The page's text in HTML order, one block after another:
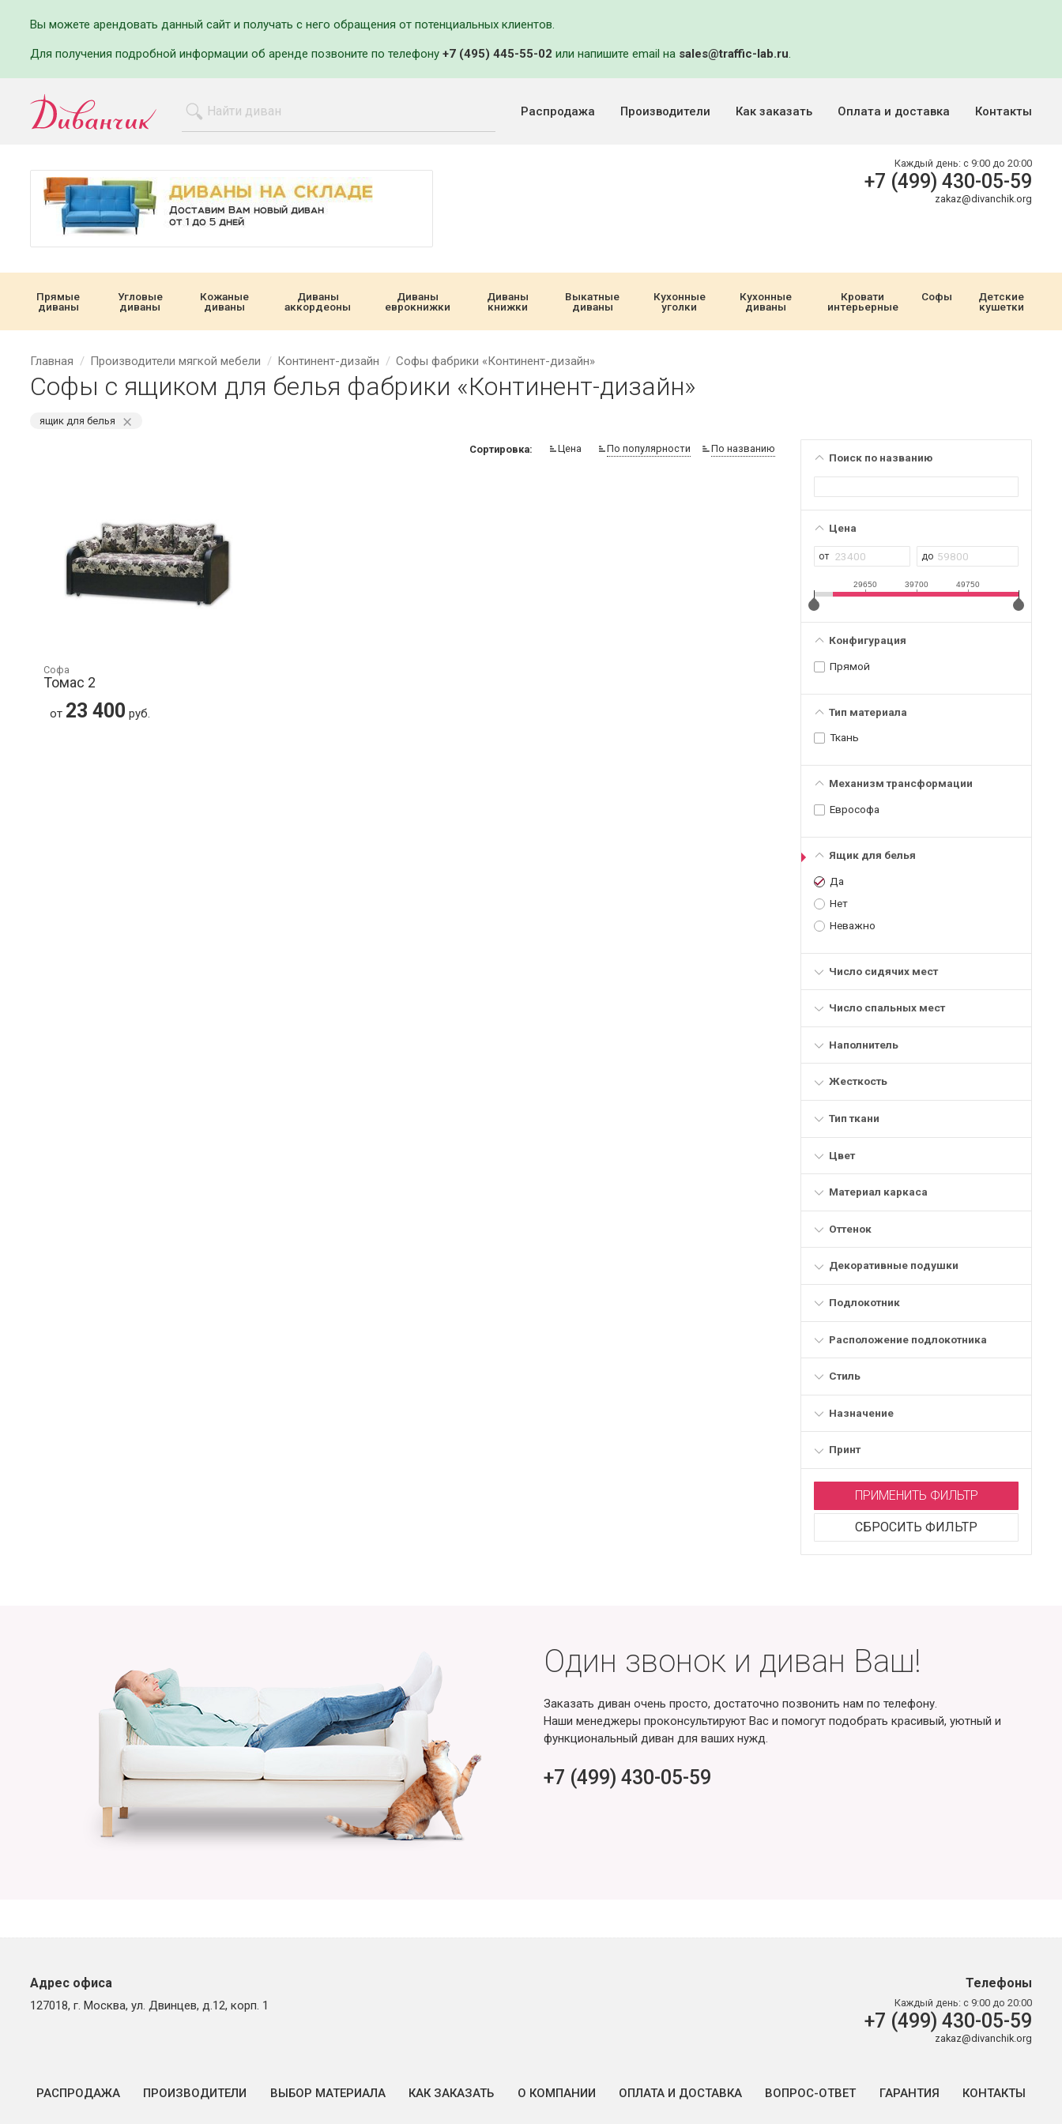
Вы можете арендовать данный сайт и получать с него обращения от потенциальных клиентов.
Для получения подробной информации об аренде позвоните по телефону +7 (495) 445-55-02 или напишите email на sales@traffic-lab.ru.
Распродажа Производители Как заказать Оплата и доставка Контакты
Каждый день: с 9:00 до 20:00
+7 (499) 430-05-59
zakaz@divanchik.org
Прямые
диваны
Угловые
диваны
Кожаные
диваны
Диваны
аккордеоны
Диваны
еврокнижки
Диваны
книжки
Выкатные
диваны
Кухонные
уголки
Кухонные
диваны
Кровати
интерьерные
Софы
Детские
кушетки
Главная Производители мягкой мебели Континент-дизайн Софы фабрики «Континент-дизайн»
Софы с ящиком для белья фабрики «Континент-дизайн»
Поиск по названию
Цена
29650 39700 49750
Конфигурация
Прямой
Тип материала
Ткань
Механизм трансформации
Еврософа
Ящик для белья
Да
Нет
Неважно
Число сидячих мест
Число спальных мест
Наполнитель
Жесткость
Тип ткани
Цвет
Материал каркаса
Оттенок
Декоративные подушки
Подлокотник
Расположение подлокотника
Стиль
Назначение
Принт
ПРИМЕНИТЬ ФИЛЬТР
СБРОСИТЬ ФИЛЬТР
ящик для белья ⨯
Сортировка: Цена По популярности По названию
Софа
Томас 2
от 23 400 руб.
Один звонок и диван Ваш!
Заказать диван очень просто, достаточно позвонить нам по телефону.
Наши менеджеры проконсультируют Вас и помогут подобрать красивый, уютный и
функциональный диван для ваших нужд.
+7 (499) 430-05-59
Адрес офиса
127018, г. Москва, ул. Двинцев, д.12, корп. 1
Телефоны
Каждый день: с 9:00 до 20:00
+7 (499) 430-05-59
zakaz@divanchik.org
РАСПРОДАЖА ПРОИЗВОДИТЕЛИ ВЫБОР МАТЕРИАЛА КАК ЗАКАЗАТЬ О КОМПАНИИ ОПЛАТА И ДОСТАВКА ВОПРОС-ОТВЕТ ГАРАНТИЯ КОНТАКТЫ